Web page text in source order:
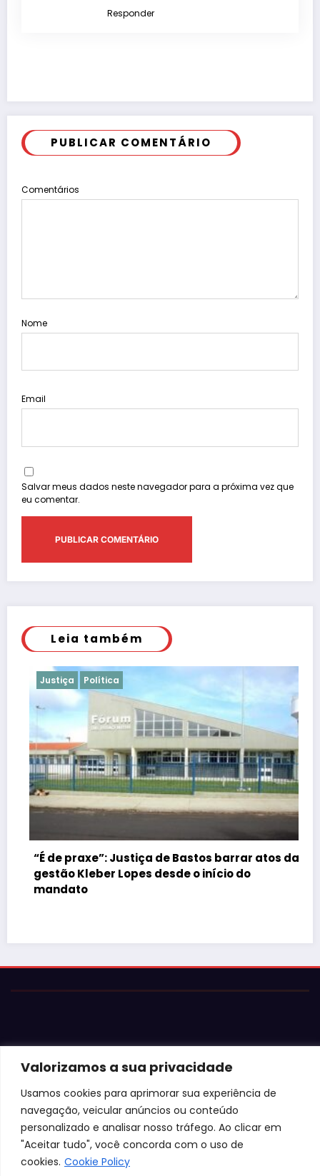
Valorizamos a sua privacidade
Usamos cookies para aprimorar sua experiência de
navegação, veicular anúncios ou conteúdo
personalizado e analisar nosso tráfego. Ao clicar em
"Aceitar tudo", você concorda com o uso de
cookies. Cookie Policy
Responder
PUBLICAR COMENTÁRIO
Comentários
Nome
Email
Salvar meus dados neste navegador para a próxima vez que
eu comentar.
Leia também
Justiça Política
“É de praxe”: Justiça de Bastos barrar atos da
gestão Kleber Lopes desde o início do
mandato
Conteúdo protegido por lei. A cópia ou reprodução sem
autorização expressa está sujeita às penalidades
legais.